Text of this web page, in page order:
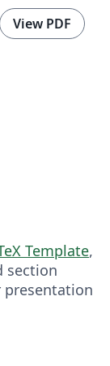
View PDF
Template,
section
presentation